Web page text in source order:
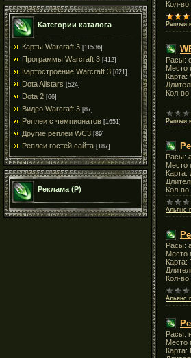
Категории каталога
Карты Warcraft 3 [11536]
Программы Warcraft 3 [412]
Картостроение Warcraft 3 [621]
Dota Allstars [524]
Dota 2 [66]
Видео Warcraft 3 [87]
Реплеи с чемпионатов [1651]
Другие реплеи WC3 [89]
Реплеи гостей сайта [187]
Реклама (Р)
Кол-во
Реплеи
Расы:
Место
Кол-во
Реплеи
Расы:
Место
Кол-во
Альянс
Расы:
Место
Карта:
Кол-во
Альянс
Расы:
Место